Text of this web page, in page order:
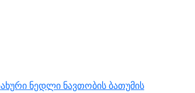
ნედლი ნავთობის ბათუმის